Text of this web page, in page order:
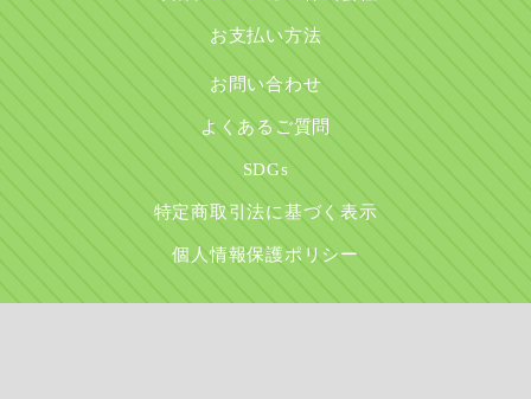
お支払い方法
お問い合わせ
よくあるご質問
SDGs
特定商取引法に基づく表示
個人情報保護ポリシー